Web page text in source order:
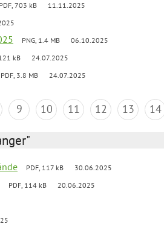
PDF, 703 kB 11.11.2025
PNG, 1.4 MB 06.10.2025
kB 24.07.2025
PDF, 3.8 MB 24.07.2025
9 10 11 12 13 14
PDF, 117 kB 30.06.2025
PDF, 114 kB 20.06.2025